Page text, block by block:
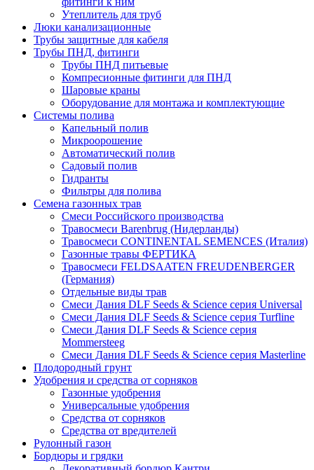
Утеплитель для труб
Люки канализационные
Трубы защитные для кабеля
Трубы ПНД, фитинги
Трубы ПНД питьевые
Компресионные фитинги для ПНД
Шаровые краны
Оборудование для монтажа и комплектующие
Системы полива
Капельный полив
Микроорошение
Автоматический полив
Садовый полив
Гидранты
Фильтры для полива
Семена газонных трав
Смеси Российского производства
Травосмеси Barenbrug (Нидерланды)
Травосмеси CONTINENTAL SEMENCES (Италия)
Газонные травы ФЕРТИКА
Травосмеси FELDSAATEN FREUDENBERGER
(Германия)
Отдельные виды трав
Смеси Дания DLF Seeds & Sciеnce серия Universal
Смеси Дания DLF Seeds & Sciеnce серия Turfline
Смеси Дания DLF Seeds & Sciеnce серия
Mommersteeg
Смеси Дания DLF Seeds & Sciеnce серия Masterline
Плодородный грунт
Удобрения и средства от сорняков
Газонные удобрения
Универсальные удобрения
Средства от сорняков
Средства от вредителей
Рулонный газон
Бордюры и грядки